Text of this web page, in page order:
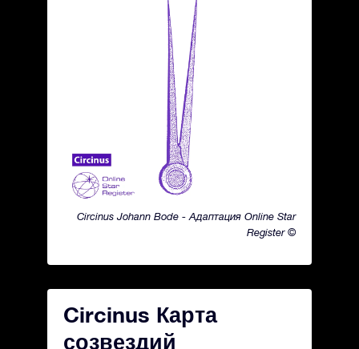
Circinus Johann Bode - Адаптация Online Star
Register ©
Circinus Карта
созвездий